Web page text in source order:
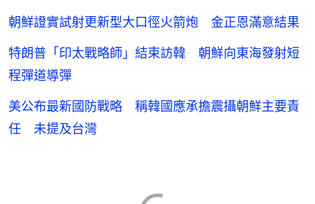
朝鮮證實試射更新型大口徑火箭炮 金正恩滿意結果
特朗普「印太戰略師」結束訪韓 朝鮮向東海發射短
程彈道導彈
美公布最新國防戰略 稱韓國應承擔震攝朝鮮主要責
任 未提及台灣